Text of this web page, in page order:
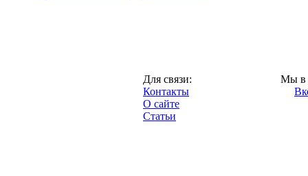
Для связи:
Контакты
О сайте
Статьи
Мы в